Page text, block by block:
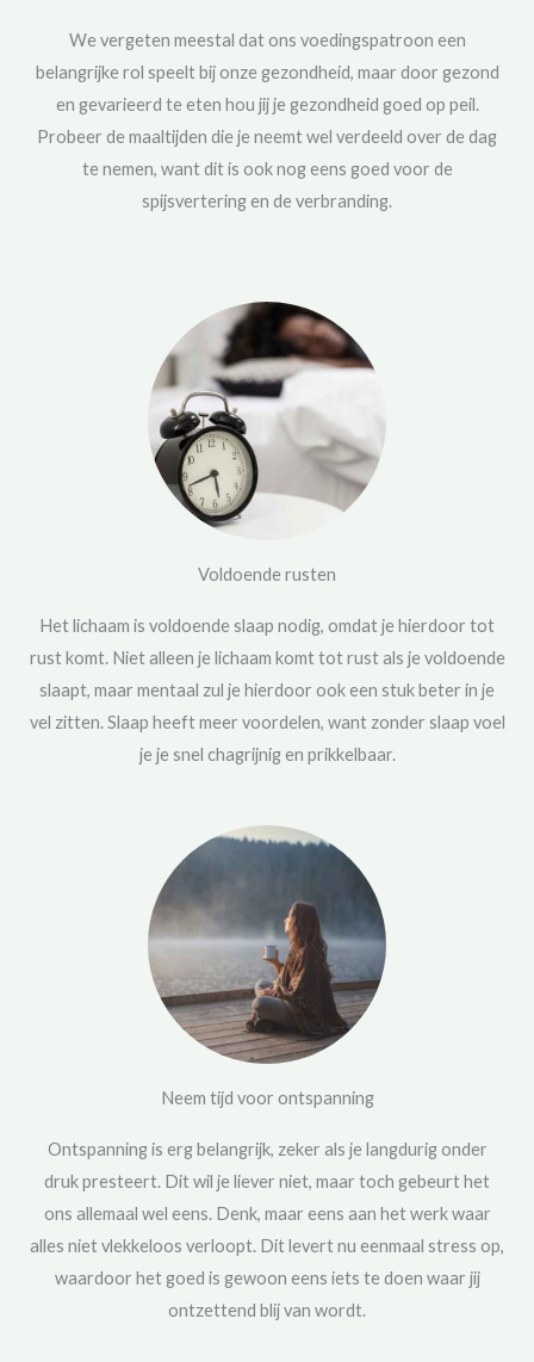
We vergeten meestal dat ons voedingspatroon een
belangrijke rol speelt bij onze gezondheid, maar door gezond
en gevarieerd te eten hou jij je gezondheid goed op peil.
Probeer de maaltijden die je neemt wel verdeeld over de dag
te nemen, want dit is ook nog eens goed voor de
spijsvertering en de verbranding.
Voldoende rusten
Het lichaam is voldoende slaap nodig, omdat je hierdoor tot
rust komt. Niet alleen je lichaam komt tot rust als je voldoende
slaapt, maar mentaal zul je hierdoor ook een stuk beter in je
vel zitten. Slaap heeft meer voordelen, want zonder slaap voel
je je snel chagrijnig en prikkelbaar.
Neem tijd voor ontspanning
Ontspanning is erg belangrijk, zeker als je langdurig onder
druk presteert. Dit wil je liever niet, maar toch gebeurt het
ons allemaal wel eens. Denk, maar eens aan het werk waar
alles niet vlekkeloos verloopt. Dit levert nu eenmaal stress op,
waardoor het goed is gewoon eens iets te doen waar jij
ontzettend blij van wordt.